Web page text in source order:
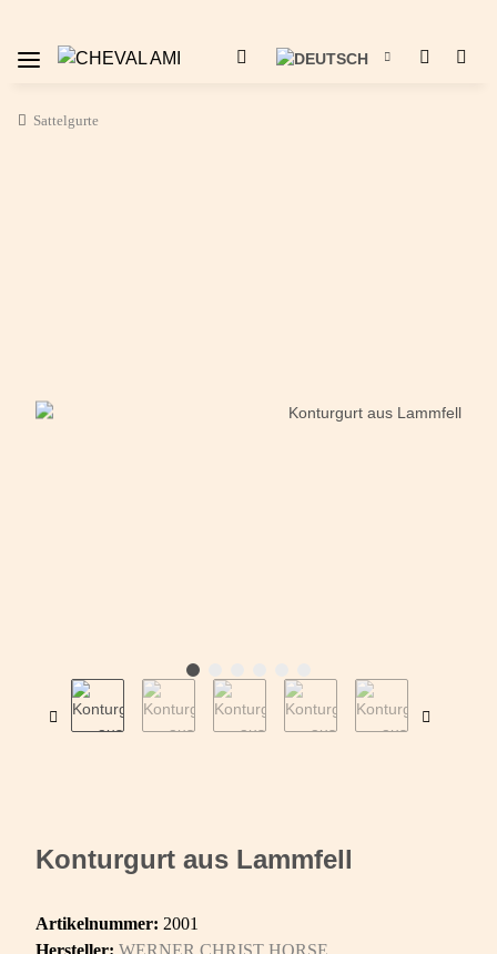
Sattelgurte
Konturgurt aus Lammfell
Artikelnummer: 2001
Hersteller: WERNER CHRIST HORSE